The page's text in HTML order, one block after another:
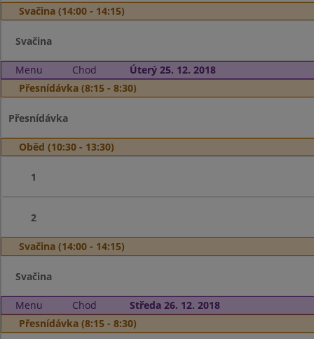
Svačina (14:00 - 14:15)
Svačina
Menu Chod
Úterý 25. 12. 2018
Přesnídávka (8:15 - 8:30)
Přesnídávka
Oběd (10:30 - 13:30)
1
2
Svačina (14:00 - 14:15)
Svačina
Menu Chod
Středa 26. 12. 2018
Přesnídávka (8:15 - 8:30)